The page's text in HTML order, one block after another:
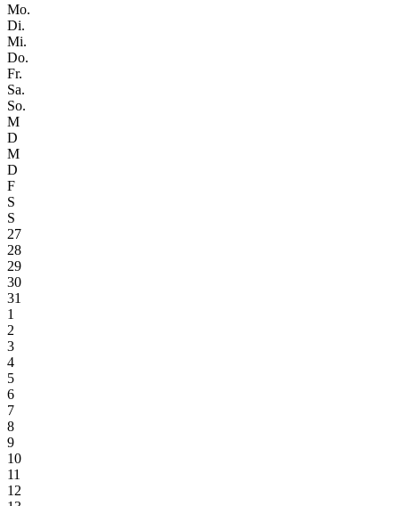
Mo.
Di.
Mi.
Do.
Fr.
Sa.
So.
M
D
M
D
F
S
S
27
28
29
30
31
1
2
3
4
5
6
7
8
9
10
11
12